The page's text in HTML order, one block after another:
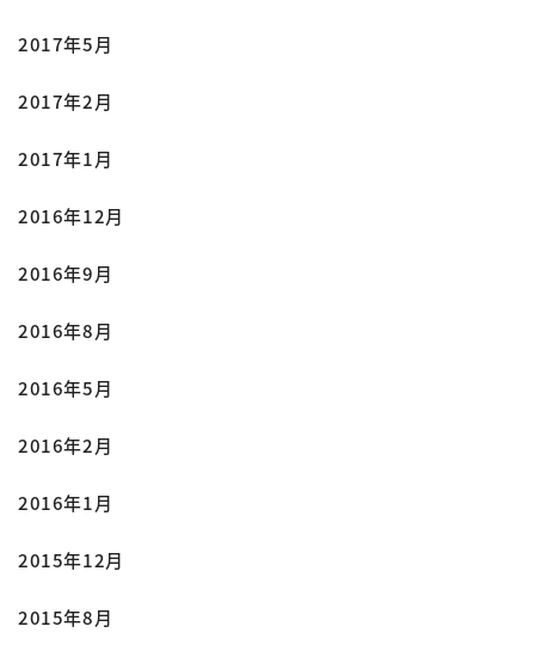
2017年5月
2017年2月
2017年1月
2016年12月
2016年9月
2016年8月
2016年5月
2016年2月
2016年1月
2015年12月
2015年8月